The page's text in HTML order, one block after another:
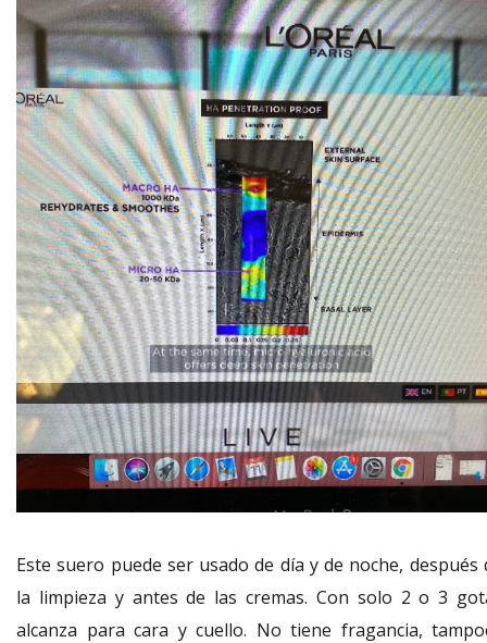
Este suero puede ser usado de día y de noche, después
la limpieza y antes de las cremas. Con solo 2 o 3
alcanza para cara y cuello. No tiene fragancia,